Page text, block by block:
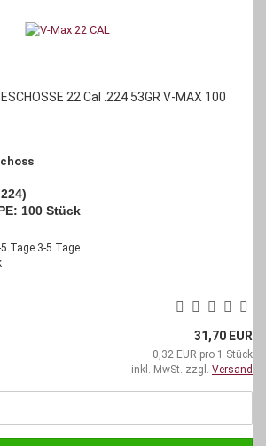
22 Cal .224 53GR V-MAX 100
100 Stück
3-5 Tage
31,70 EUR
0,32 EUR pro 1 Stück
inkl. MwSt. zzgl. Versand